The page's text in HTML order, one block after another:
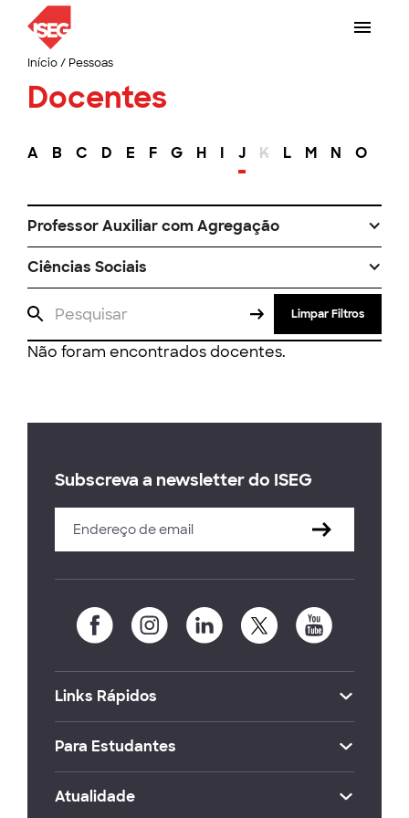
Início/ Pessoas
Docentes
A B C D E F G H I J K L M N O
Professor Auxiliar com Agregação
Ciências Sociais
Limpar Filtros
Não foram encontrados docentes.
Subscreva a newsletter do ISEG
Links Rápidos
Para Estudantes
Atualidade